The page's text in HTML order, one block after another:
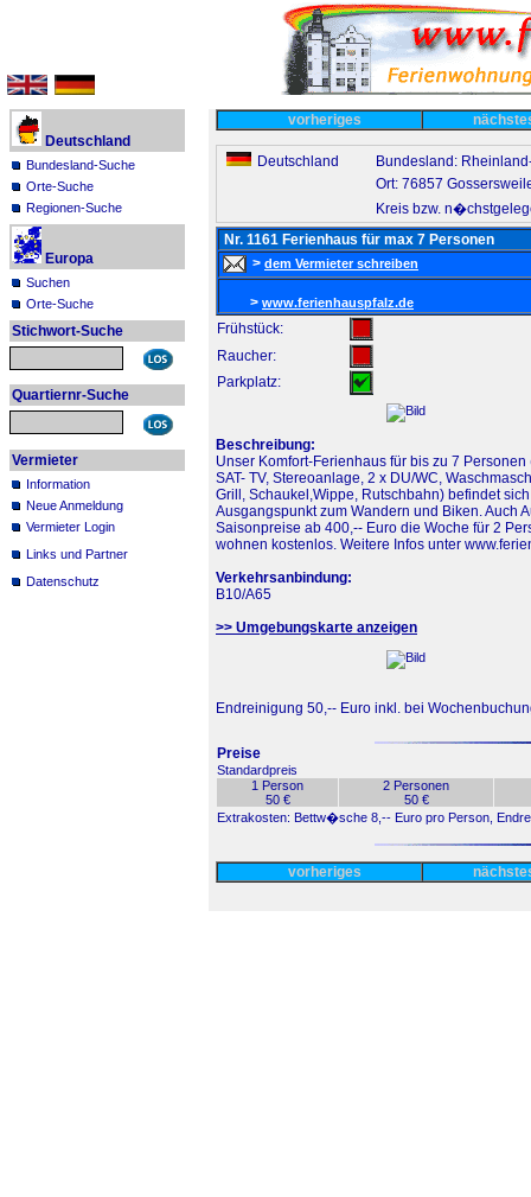
Deutschland
Bundesland-Suche
Orte-Suche
Regionen-Suche
Europa
Suchen
Orte-Suche
Stichwort-Suche
Quartiernr-Suche
Vermieter
Information
Neue Anmeldung
Vermieter Login
Links und Partner
Datenschutz
vorheriges
Deutschland
Bundesland:
Ort: 76857
Kreis bzw.
Nr. 1161 Ferienhaus für max 7 Personen
> dem Vermieter schreiben
> www.ferienhauspfalz.de
Frühstück:
Raucher:
Parkplatz:
Beschreibung:
Unser Komfort-Ferienhaus für bis zu 7
SAT- TV, Stereoanlage, 2 x DU/WC,
Grill, Schaukel,Wippe, Rutschbahn) befindet
Ausgangspunkt zum Wandern und Biken. Auch
Saisonpreise ab 400,-- Euro die Woche für 2
wohnen kostenlos. Weitere Infos unter
Verkehrsanbindung:
B10/A65
>> Umgebungskarte anzeigen
Endreinigung 50,-- Euro inkl. bei
Preise
Standardpreis
1 Person
50 €
2 Personen
50 €
Extrakosten: Bettw�sche 8,-- Euro pro Person,
vorheriges